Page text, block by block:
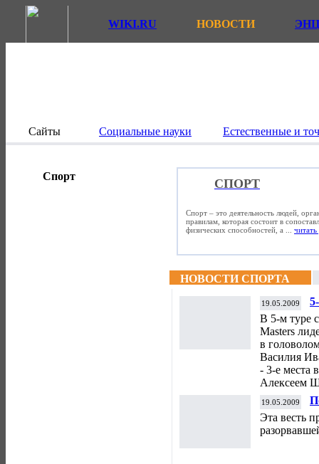
WIKI.RU НОВОСТИ
Сайты Социальные науки Естественные и
Спорт
СПОРТ
Спорт – это деятельность людей,
правилам, которая состоит в
физических способностей, а ... читать
НОВОСТИ СПОРТА
19.05.2009
В 5-м туре
Masters
в
Василия
- 3-е места
Алексеем
19.05.2009
Эта весть